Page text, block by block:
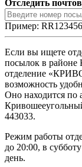
Отследить
Пример:
Если вы ищете
посылок в районе
отделение
возможность
Оно находится по
443033.
Режим работы
до 20:00, в
день.